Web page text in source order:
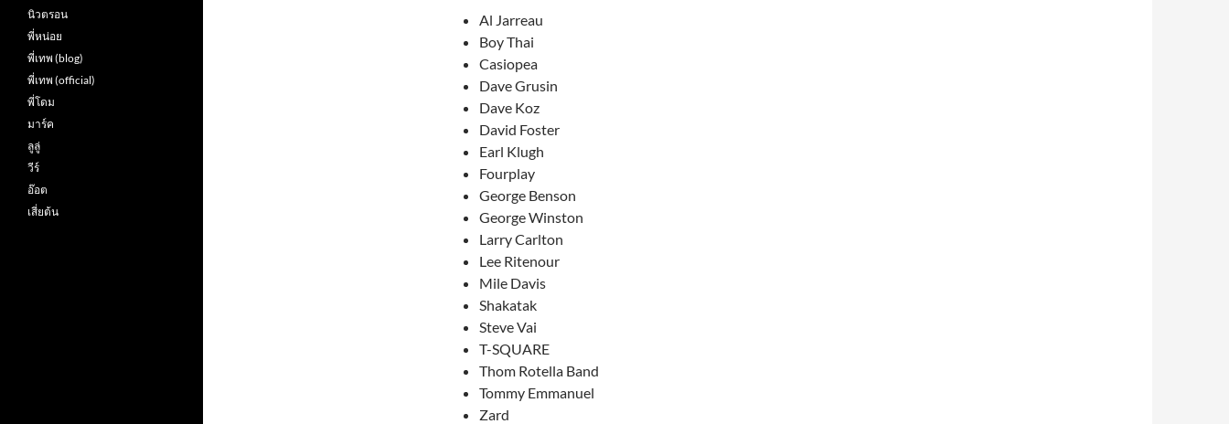
Al Jarreau
Boy Thai
Casiopea
Dave Grusin
Dave Koz
David Foster
Earl Klugh
Fourplay
George Benson
George Winston
Larry Carlton
Lee Ritenour
Mile Davis
Shakatak
Steve Vai
T-SQUARE
Thom Rotella Band
Tommy Emmanuel
Zard
นิวตรอน
พี่หน่อย
พี่เทพ (blog)
พี่เทพ (official)
พี่โดม
มาร์ค
ลูลู่
วีร์
อ๊อต
เสี่ยต้น